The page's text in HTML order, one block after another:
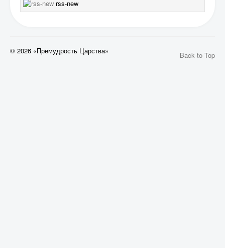
rss-new
Back to Top
© 2026 «Премудрость Царства»